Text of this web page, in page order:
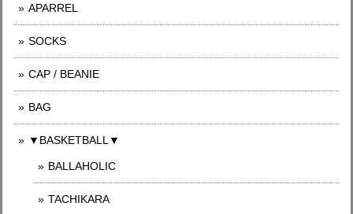
APARREL
SOCKS
CAP / BEANIE
BAG
▼BASKETBALL▼
BALLAHOLIC
TACHIKARA